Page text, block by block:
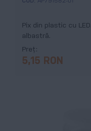
Pix din plastic cu
albastră.
Preț
5,15 RON